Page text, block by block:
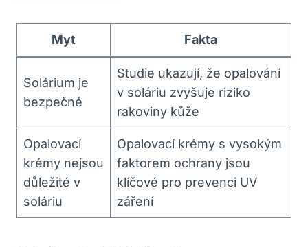
Myt Fakta
Solárium je
bezpečné
Studie ukazují, že opalování
v soláriu zvyšuje riziko
rakoviny kůže
Opalovací
krémy nejsou
důležité v
soláriu
Opalovací krémy s vysokým
faktorem ochrany jsou
klíčové pro prevenci UV
záření